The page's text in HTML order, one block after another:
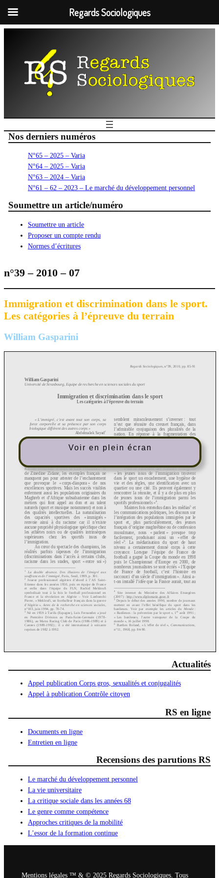
Nos derniers numéros
N°65 – 2025 – Varia
N°64 – 2025 – Varia
N°63 – 2024 – Varia
N°61 – 62 – 2023 – Le marché du développement personnel
Soumettre un article/numéro
Soumettre un article
Proposer un compte rendu
Normes d’écritures
n°39 – 2010 – 07
Immigration et discrimination dans le sport.
Les catégories à l’épreuve du terrain
William Gasparini
Voir en plein écran
Actualités
Appel publication Corps gros, sexualités et conjugalités
Appel à publication Contrôle citoyen
RS en ligne
Documents en ligne
Entretien en ligne
Recensions des parutions RS
Le marché du développement personnel
La vie universitaire
La critique sociale dans les années 68
Le genre comme compétence
Approches critiques de la mobilité
L’essor de la formation continue
Mentions légales ™ & © 2025 Regards Sociologiques. Tous
Regards Sociologiques